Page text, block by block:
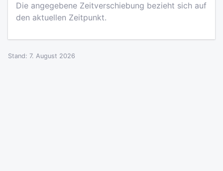
Die angegebene Zeitverschiebung bezieht sich auf
den aktuellen Zeitpunkt.
Stand: 7. August 2026